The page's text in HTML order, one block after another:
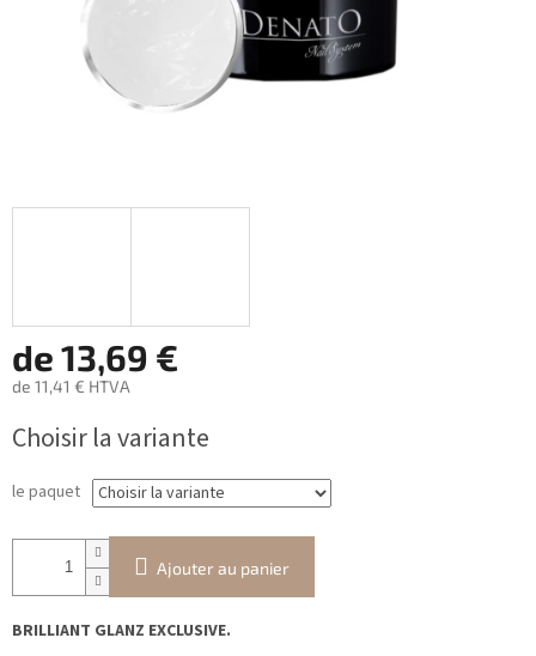
de13,69 €
de 11,41 € HTVA
de
mesure:
Choisir la variante
le paquet
Ajouter au panier
BRILLIANT GLANZ EXCLUSIVE.